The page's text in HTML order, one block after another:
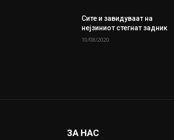
Сите и завидуваат на
нејзиниот стегнат задник
10/08/2020
ЗА НАС